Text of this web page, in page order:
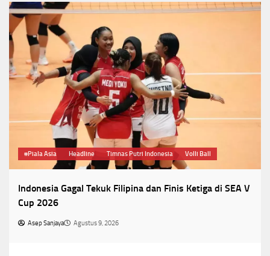
#Piala Asia Headline Timnas Putri Indonesia Volli Ball
Indonesia Gagal Tekuk Filipina dan Finis Ketiga di SEA V
Cup 2026
Asep Sanjaya Agustus 9, 2026